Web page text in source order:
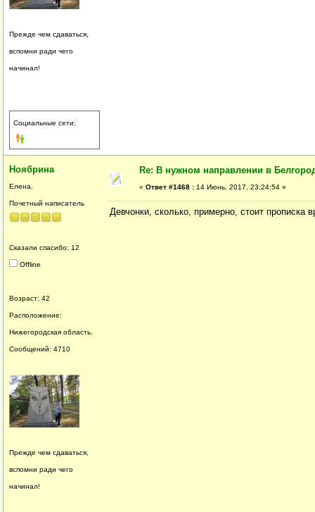
Прежде чем сдаваться,
вспомни ради чего
начинал!
Социальные сети:
Ноябрина
Елена.
Почетный написатель
Сказали спасибо: 12
Offline
Возраст: 42
Расположение:
Нижегородская область.
Сообщений: 4710
Прежде чем сдаваться,
вспомни ради чего
начинал!
Re: В нужном направлении в
« Ответ #1468 : 14 Июнь, 2017, 23:24:54 »
Девчонки, сколько, примерно, стоит прописка